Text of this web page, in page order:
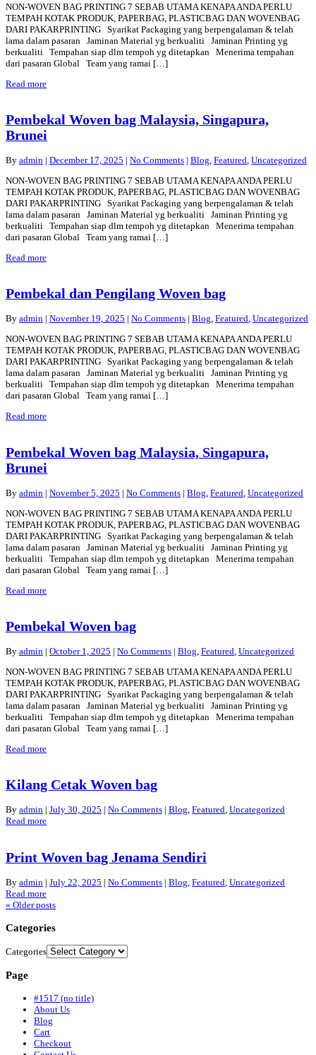
NON-WOVEN BAG PRINTING 7 SEBAB UTAMA KENAPA ANDA PERLU
TEMPAH KOTAK PRODUK, PAPERBAG, PLASTICBAG DAN WOVENBAG
DARI PAKARPRINTING Syarikat Packaging yang berpengalaman & telah
lama dalam pasaran Jaminan Material yg berkualiti Jaminan Printing yg
berkualiti Tempahan siap dlm tempoh yg ditetapkan Menerima tempahan
dari pasaran Global Team yang ramai […]
Read more
Pembekal Woven bag Malaysia, Singapura,
Brunei
By admin | December 17, 2025 | No Comments | Blog, Featured, Uncategorized
NON-WOVEN BAG PRINTING 7 SEBAB UTAMA KENAPA ANDA PERLU
TEMPAH KOTAK PRODUK, PAPERBAG, PLASTICBAG DAN WOVENBAG
DARI PAKARPRINTING Syarikat Packaging yang berpengalaman & telah
lama dalam pasaran Jaminan Material yg berkualiti Jaminan Printing yg
berkualiti Tempahan siap dlm tempoh yg ditetapkan Menerima tempahan
dari pasaran Global Team yang ramai […]
Read more
Pembekal dan Pengilang Woven bag
By admin | November 19, 2025 | No Comments | Blog, Featured, Uncategorized
NON-WOVEN BAG PRINTING 7 SEBAB UTAMA KENAPA ANDA PERLU
TEMPAH KOTAK PRODUK, PAPERBAG, PLASTICBAG DAN WOVENBAG
DARI PAKARPRINTING Syarikat Packaging yang berpengalaman & telah
lama dalam pasaran Jaminan Material yg berkualiti Jaminan Printing yg
berkualiti Tempahan siap dlm tempoh yg ditetapkan Menerima tempahan
dari pasaran Global Team yang ramai […]
Read more
Pembekal Woven bag Malaysia, Singapura,
Brunei
By admin | November 5, 2025 | No Comments | Blog Featured Uncategorized
NON-WOVEN BAG PRINTING 7 SEBAB UTAMA KENAPA ANDA PERLU
TEMPAH KOTAK PRODUK, PAPERBAG, PLASTICBAG DAN WOVENBAG
DARI PAKARPRINTING Syarikat Packaging yang berpengalaman & telah
lama dalam pasaran Jaminan Material yg berkualiti Jaminan Printing yg
berkualiti Tempahan siap dlm tempoh yg ditetapkan Menerima tempahan
dari pasaran Global Team yang ramai […]
Read more
Pembekal Woven bag
By admin | October 1, 2025 | No Comments | Blog, Featured, Uncategorized
NON-WOVEN BAG PRINTING 7 SEBAB UTAMA KENAPA ANDA PERLU
TEMPAH KOTAK PRODUK, PAPERBAG, PLASTICBAG DAN WOVENBAG
DARI PAKARPRINTING Syarikat Packaging yang berpengalaman & telah
lama dalam pasaran Jaminan Material yg berkualiti Jaminan Printing yg
berkualiti Tempahan siap dlm tempoh yg ditetapkan Menerima tempahan
dari pasaran Global Team yang ramai […]
Read more
Kilang Cetak Woven bag
By admin | July 30, 2025 | No Comments | Blog, Featured, Uncategorized
Read more
Print Woven bag Jenama Sendiri
By admin | July 22, 2025 | No Comments | Blog Featured Uncategorized
Read more
« Older posts
Categories
Categories
Page
#1517 (no title)
About Us
Blog
Cart
Checkout